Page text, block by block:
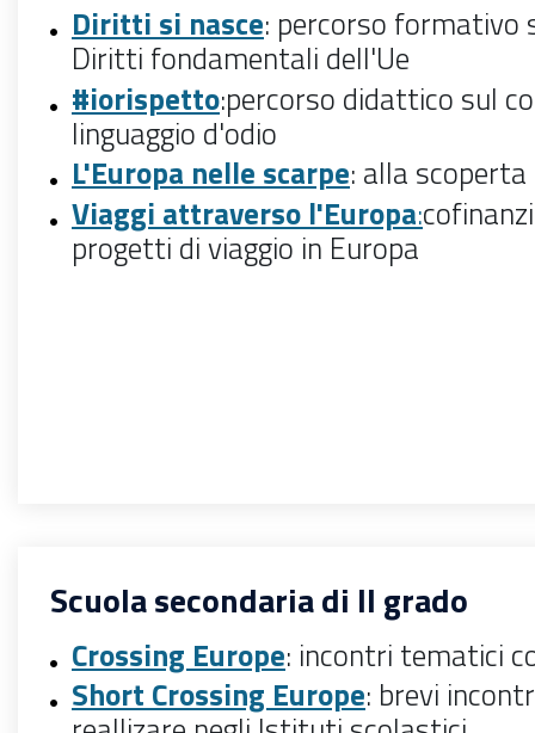
Diritti si nasce: percorso formativo
Diritti fondamentali dell'Ue
#iorispetto:percorso didattico sul
linguaggio d'odio
L'Europa nelle scarpe: alla
Viaggi attraverso l'Europa:
progetti di viaggio in Europa
Scuola secondaria di II grado
Crossing Europe: incontri tematici
Short Crossing Europe: brevi